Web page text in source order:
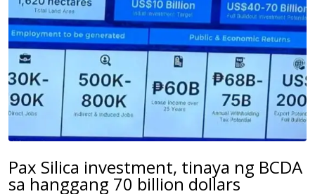
Pax Silica investment, tinaya ng BCDA
sa hanggang 70 billion dollars